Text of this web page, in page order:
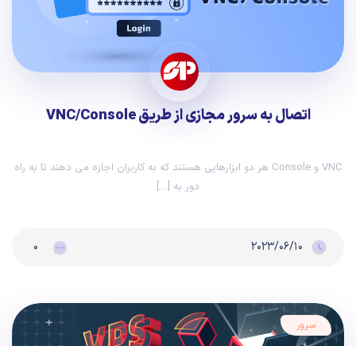
اتصال به سرور مجازی از طریق VNC/Console
VNC و Console هر دو ابزارهایی هستند که به کاربران اجازه می دهند تا به راه
دور به […]
۲۰۲۳/۰۶/۱۰ ۰
سرور